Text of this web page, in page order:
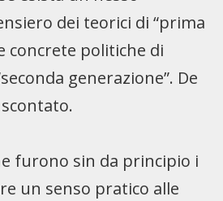
dei teorici di “prima
concrete politiche di
generazione”. De
furono sin da principio i
un senso pratico alle